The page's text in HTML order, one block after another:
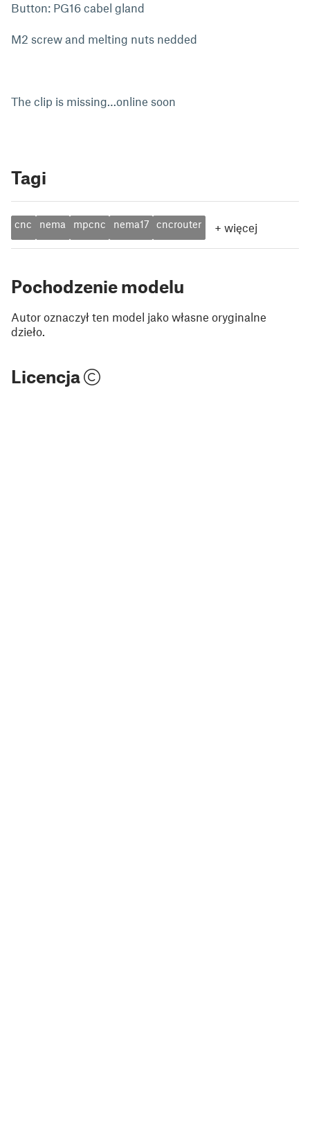
Button: PG16 cabel gland
M2 screw and melting nuts nedded
The clip is missing…online soon
Tagi
cnc nema mpcnc nema17 cncrouter + więcej
Pochodzenie modelu
Autor oznaczył ten model jako własne oryginalne
dzieło.
Licencja